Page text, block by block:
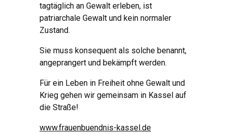
tagtäglich an Gewalt erleben, ist
patriarchale Gewalt und kein normaler
Zustand.
Sie muss konsequent als solche benannt,
angeprangert und bekämpft werden.
Für ein Leben in Freiheit ohne Gewalt und
Krieg gehen wir gemeinsam in Kassel auf
die Straße!
www.frauenbuendnis-kassel.de